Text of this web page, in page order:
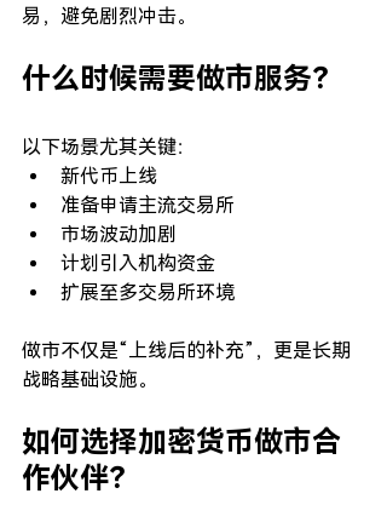
易，避免剧烈冲击。
什么时候需要做市服务？
以下场景尤其关键：
新代币上线
准备申请主流交易所
市场波动加剧
计划引入机构资金
扩展至多交易所环境
做市不仅是“上线后的补充”，更是长期
战略基础设施。
如何选择加密货币做市合
作伙伴？